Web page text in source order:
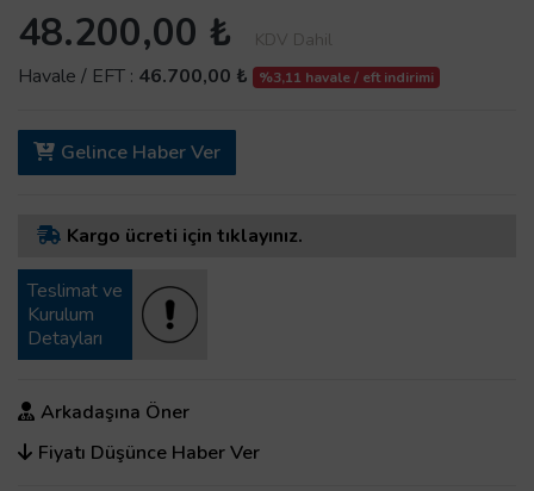
48.200,00 ₺ KDV Dahil
Havale / EFT : 46.700,00 ₺ %3,11 havale / eft indirimi
Gelince Haber Ver
Kargo ücreti için tıklayınız.
Teslimat ve
Kurulum
Detayları
Arkadaşına Öner
Fiyatı Düşünce Haber Ver